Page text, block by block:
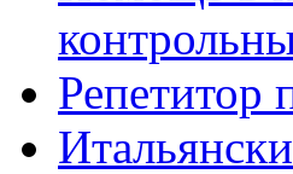
Репетитор